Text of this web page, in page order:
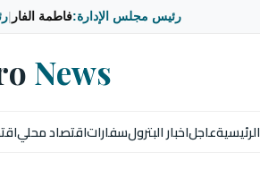
رئيس مجلس الإدارة:فاطمة الفار
News
الرئيسيةعاجلاخبار البترولسفاراتاقتصاد محلي